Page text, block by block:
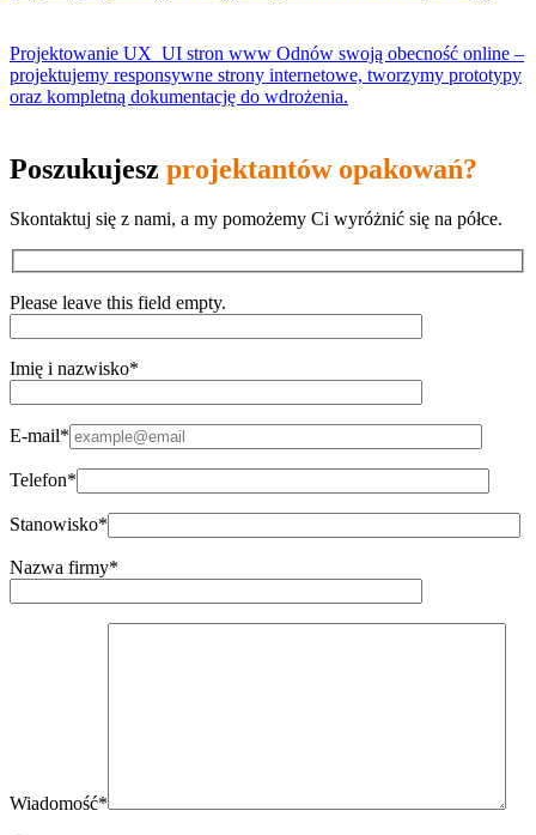
Projektowanie UX_UI stron www Odnów swoją obecność online –
projektujemy responsywne strony internetowe, tworzymy prototypy
oraz kompletną dokumentację do wdrożenia.
Poszukujesz projektantów opakowań?
Skontaktuj się z nami, a my pomożemy Ci wyróżnić się na półce.
Please leave this field empty.
Imię i nazwisko*
E-mail*
Telefon*
Stanowisko*
Nazwa firmy*
Wiadomość*